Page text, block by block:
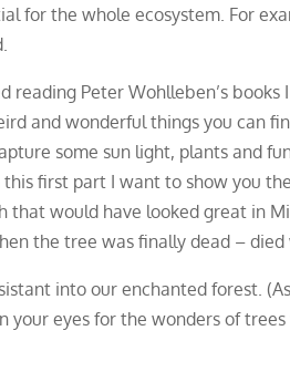
for the whole ecosystem. For
reading Peter Wohlleben’s
and wonderful things you can
some sun light, plants and
this first part I want to show you
that would have looked great in
the tree was finally dead –
into our enchanted forest.
your eyes for the wonders of